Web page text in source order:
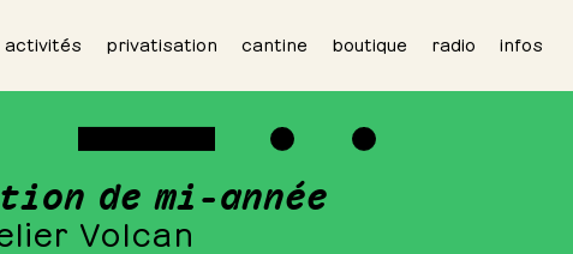
activités privatisation cantine boutique radio infos
de mi-année
Volcan